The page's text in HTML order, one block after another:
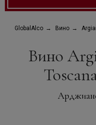
GlobalAlco Вино
Вино